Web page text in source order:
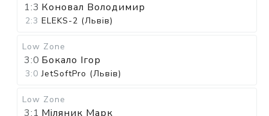
1:3 Коновал Володимир
2:3 ELEKS-2 (Львів)
Low Zone
3:0 Бокало Ігор
3:0 JetSoftPro (Львів)
Low Zone
3:1 Міляник Марк